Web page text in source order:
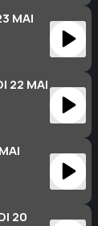
MAI
22 MAI
20